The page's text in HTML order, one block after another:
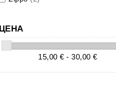
ЦЕНА
15,00 € - 30,00 €